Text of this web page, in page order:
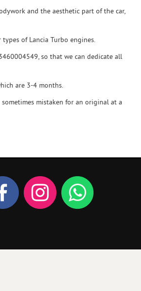
and the aesthetic part of the car,
of Lancia Turbo engines.
so that we can dedicate all
are 3-4 months.
mistaken for an original at a